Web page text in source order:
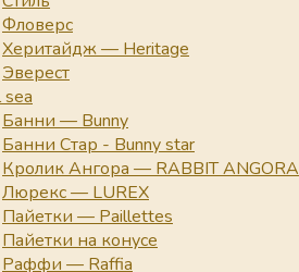
Фловерс
Херитайдж — Heritage
Эверест
Банни — Bunny
Банни Стар - Bunny star
Кролик Ангора — RABBIT ANGORA
Люрекс — LUREX
Пайетки — Paillettes
Пайетки на конусе
Раффи — Raffia